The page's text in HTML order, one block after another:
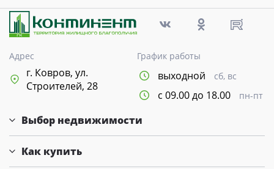
Адрес
г. Ковров, ул.
Строителей, 28
График работы
выходной сб, вс
с 09.00 до 18.00 пн-пт
Выбор недвижимости
Как купить